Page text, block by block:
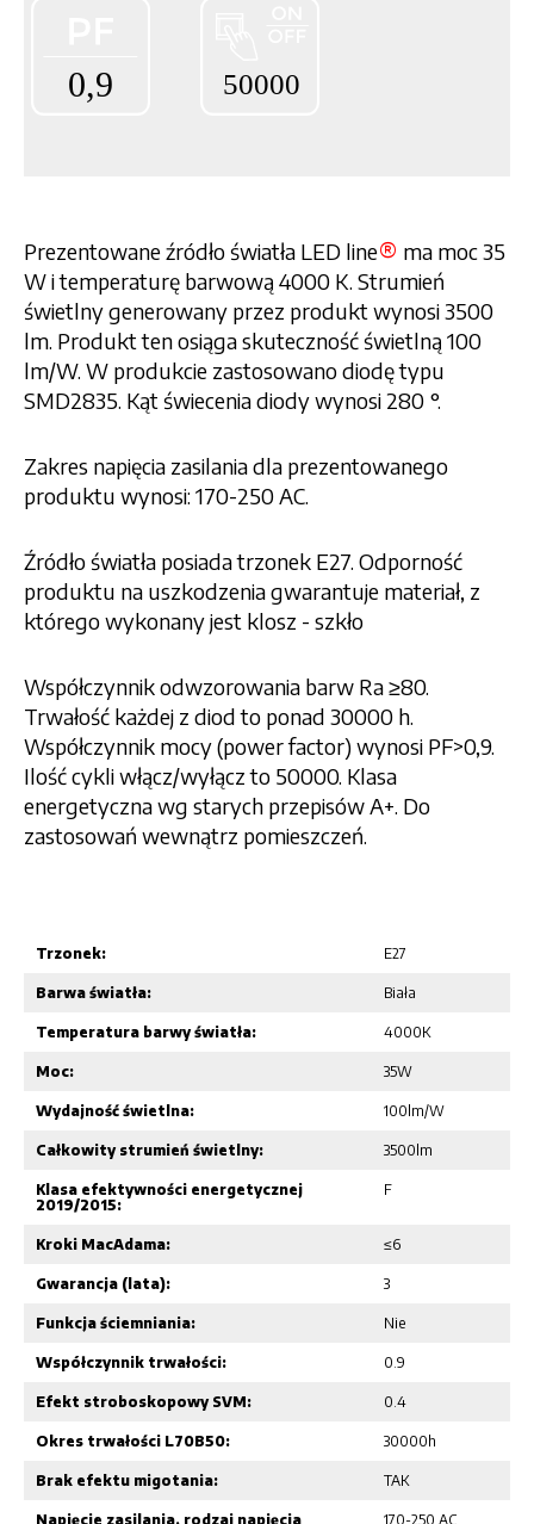
Prezentowane źródło światła LED line® ma moc 35
W i temperaturę barwową 4000 K. Strumień
świetlny generowany przez produkt wynosi 3500
lm. Produkt ten osiąga skuteczność świetlną 100
lm/W. W produkcie zastosowano diodę typu
SMD2835. Kąt świecenia diody wynosi 280 °.
Zakres napięcia zasilania dla prezentowanego
produktu wynosi: 170-250 AC.
Źródło światła posiada trzonek E27. Odporność
produktu na uszkodzenia gwarantuje materiał, z
którego wykonany jest klosz - szkło
Współczynnik odwzorowania barw Ra ≥80.
Trwałość każdej z diod to ponad 30000 h.
Współczynnik mocy (power factor) wynosi PF>0,9.
Ilość cykli włącz/wyłącz to 50000. Klasa
energetyczna wg starych przepisów A+. Do
zastosowań wewnątrz pomieszczeń.
Trzonek: E27
Barwa światła: Biała
Temperatura barwy światła: 4000K
Moc: 35W
Wydajność świetlna: 100lm/W
Całkowity strumień świetlny: 3500lm
Klasa efektywności energetycznej
2019/2015:
F
Kroki MacAdama: ≤6
Gwarancja (lata): 3
Funkcja ściemniania: Nie
Współczynnik trwałości: 0.9
Efekt stroboskopowy SVM: 0.4
Okres trwałości L70B50: 30000h
Brak efektu migotania: TAK
Napięcie zasilania, rodzaj napięcia
170-250 AC